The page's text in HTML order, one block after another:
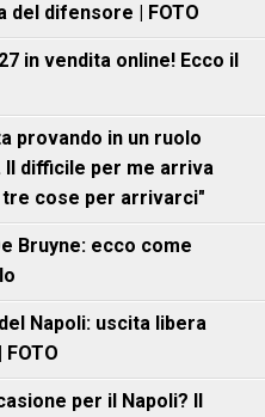
del difensore | FOTO
in vendita online! Ecco il
provando in un ruolo
difficile per me arriva
tre cose per arrivarci"
Bruyne: ecco come
Napoli: uscita libera
per il Napoli? Il